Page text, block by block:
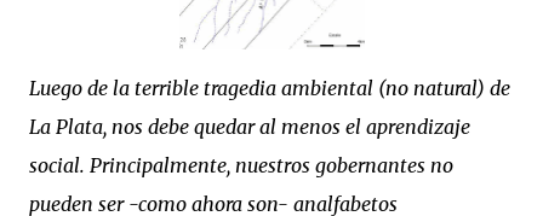
Luego de la terrible tragedia ambiental (no natural) de
La Plata, nos debe quedar al menos el aprendizaje
social. Principalmente, nuestros gobernantes no
pueden ser -como ahora son- analfabetos